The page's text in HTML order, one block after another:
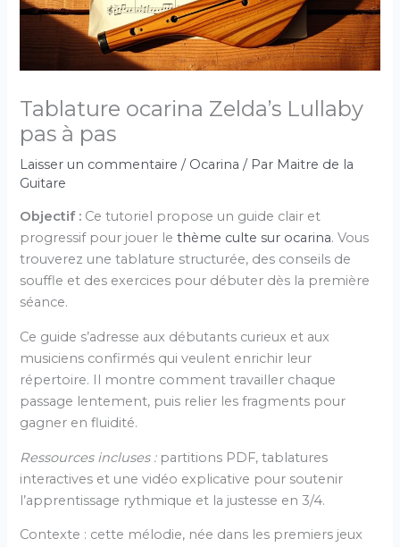
Tablature ocarina Zelda’s Lullaby
pas à pas
Laisser un commentaire / Ocarina / Par Maitre de la
Guitare
Objectif : Ce tutoriel propose un guide clair et
progressif pour jouer lethème culte sur ocarina. Vous
trouverez une tablature structurée, des conseils de
souffle et des exercices pour débuter dès la première
séance.
Ce guide s’adresse aux débutants curieux et aux
musiciens confirmés qui veulent enrichir leur
répertoire. Il montre comment travailler chaque
passage lentement, puis relier les fragments pour
gagner en fluidité.
Ressources incluses :partitions PDF, tablatures
interactives et une vidéo explicative pour soutenir
l’apprentissage rythmique et la justesse en 3/4.
Contexte : cette mélodie, née dans les premiers jeux